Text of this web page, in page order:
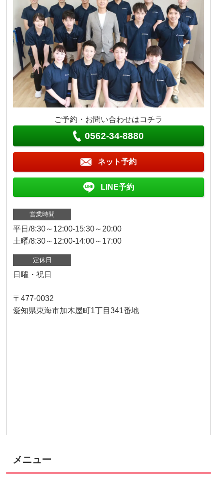
ご予約・お問い合わせはコチラ
0562-34-8880
ネット予約
LINE予約
営業時間
平日/8:30～12:00-15:30～20:00
土曜/8:30～12:00-14:00～17:00
定休日
日曜・祝日
〒477-0032
愛知県東海市加木屋町1丁目341番地
メニュー